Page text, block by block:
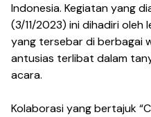
Indonesia. Kegiatan yang
(3/11/2023) ini dihadiri
yang tersebar di berbagai
antusias terlibat dalam
acara.
Kolaborasi yang bertajuk